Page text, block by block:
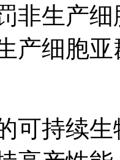
非生产
产细胞
可持续